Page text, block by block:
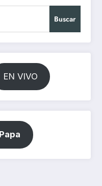
Buscar
EN VIVO